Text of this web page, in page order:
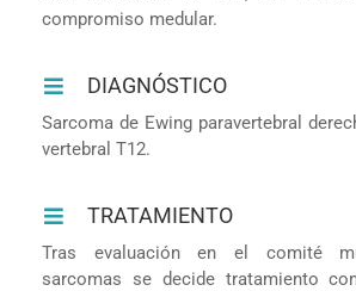
compromiso medular.
DIAGNÓSTICO
Sarcoma de Ewing paravertebral
vertebral T12.
TRATAMIENTO
Tras evaluación en el comité
sarcomas se decide tratamiento